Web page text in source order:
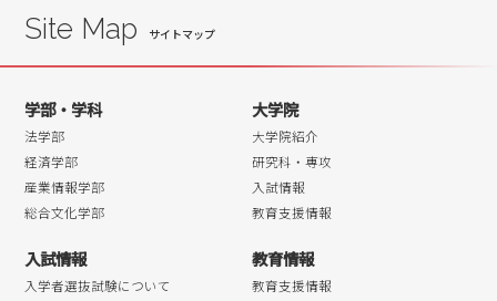
2018年11月
2018年08月
2018年07月
2018年06月
2018年05月
2018年04月
Site Map
学部・学科
法学部
経済学部
産業情報学部
総合文化学部
大学院
大学院紹介
研究科・専攻
入試情報
教育支援情報
入試情報
入学者選抜試験について
教育情報
教育支援情報